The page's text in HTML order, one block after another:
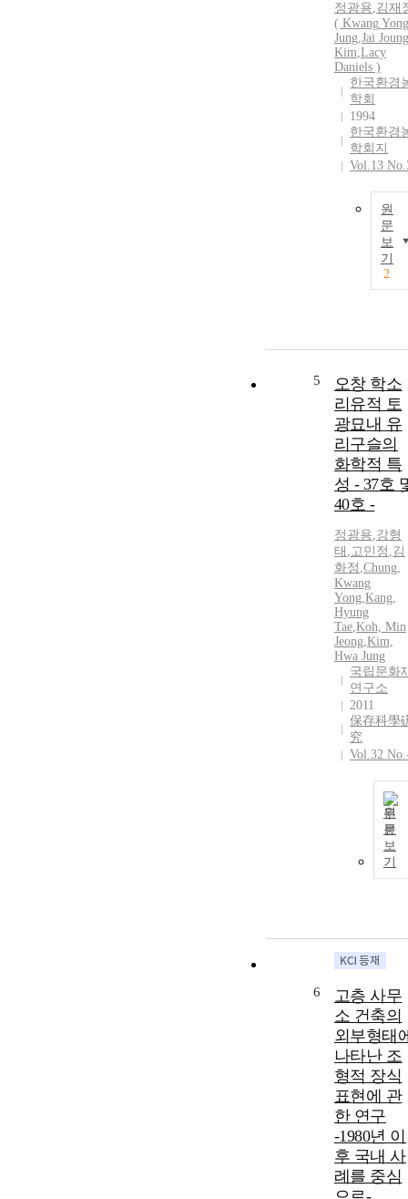
정광용,김재
( Kwang Yong
Jung,Jai Joung
Kim,Lacy
Daniels )
한국환경
학회
1994
한국환경
학회지
Vol.13
원
문
보
기
2
5
오창 학소
리유적 토
광묘내 유
리구슬의
화학적 특
성 - 37호
40호 -
정광용,강형
태 ,고민정 ,김
화정 ,Chung,
Kwang
Yong,Kang,
Hyung
Tae,Koh, Min
Jeong,Kim,
Hwa Jung
국립문화
연구소
2011
保存科學
究
Vol.32
원
문
보
기
6
고층 사무
소 건축의
외부형태
나타난 조
형적 장식
표현에 관
한 연구
-1980년 이
후 국내 사
례를 중심